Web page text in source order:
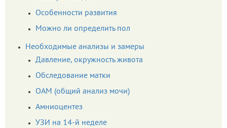
Особенности развития
Можно ли определить пол
Необходимые анализы и замеры
Давление, окружность живота
Обследование матки
ОАМ (общий анализ мочи)
Амниоцентез
УЗИ на 14-й неделе